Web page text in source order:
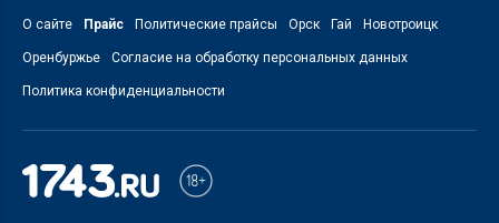
О сайте Прайс Политические прайсы Орск Гай Новотроицк
Оренбуржье Согласие на обработку персональных данных
Политика конфиденциальности